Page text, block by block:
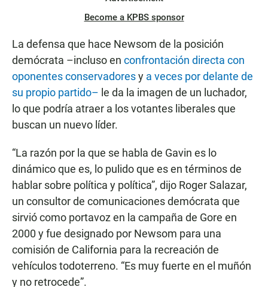
Become a KPBS sponsor
La defensa que hace Newsom de la posición
demócrata –incluso en confrontación directa con
oponentes conservadoresy a veces por delante de
su propio partido– le da la imagen de un luchador,
lo que podría atraer a los votantes liberales que
buscan un nuevo líder.
“La razón por la que se habla de Gavin es lo
dinámico que es, lo pulido que es en términos de
hablar sobre política y política”, dijo Roger Salazar,
un consultor de comunicaciones demócrata que
sirvió como portavoz en la campaña de Gore en
2000 y fue designado por Newsom para una
comisión de California para la recreación de
vehículos todoterreno. “Es muy fuerte en el muñón
y no retrocede”.